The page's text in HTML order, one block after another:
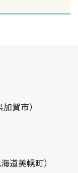
賀市）
道美幌町）